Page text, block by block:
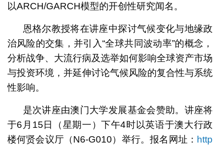
以ARCH/GARCH模型的开创性研究闻名。
恩格尔教授将在讲座中探讨气候变化与地缘政
治风险的交集，并引入“全球共同波动率”的概念，
分析战争、大流行病及选举如何影响全球资产市场
与投资环境，并延伸讨论气候风险的复合性与系统
性影响。
是次讲座由澳门大学发展基金会赞助。讲座将
于6月15日（星期一）下午4时以英语于澳大行政
楼何贤会议厅（N6-G010）举行。报名网址： http